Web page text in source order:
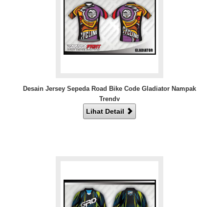
Desain Jersey Sepeda Road Bike Code Gladiator Nampak
Trendy
Lihat Detail